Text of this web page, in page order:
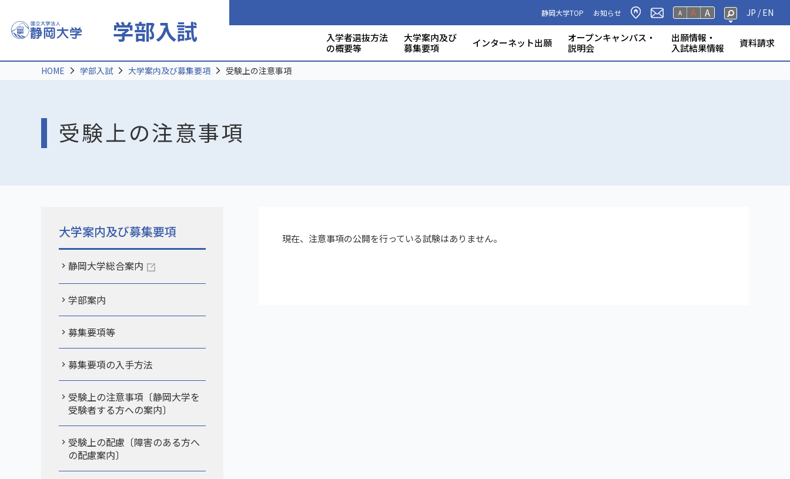
学部入試
静岡大学TOP お知らせ A A A JP /EN
入学者選抜方法
の概要等
入試過去問宣言につい
大学案内及び
募集要項
受験上の配慮〔障害のある
大規模災害で被災した入学
静岡大学出願資格個別審査
インターネット出願
オープンキャンパス・
説明会
出願情報・
入試結果情報
資料請求
募集要項（出願書類）の入
大学案内・学部案内 (テ
大学案内・学部案内 (モ
受験上の注意事項
HOME 学部入試 大学案内及び募集要項 受験上の注意事項
現在、注意事項の公開を行っている試験はありません。
大学案内及び募集要項
静岡大学総合案内
学部案内
募集要項等
募集要項の入手方法
受験上の注意事項〔静岡大学を
受験者する方への案内〕
受験上の配慮〔障害のある方へ
の配慮案内〕